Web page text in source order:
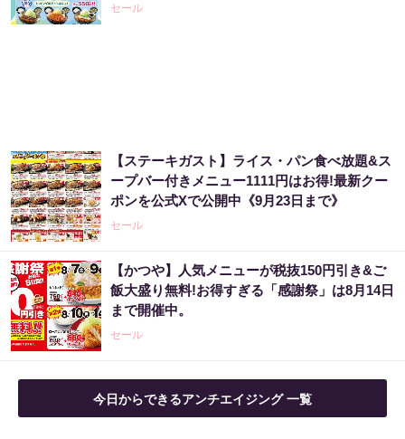
セール
【ステーキガスト】ライス・パン食べ放題&ス
ープバー付きメニュー1111円はお得!最新クー
ポンを公式Xで公開中《9月23日まで》
セール
【かつや】人気メニューが税抜150円引き&ご
飯大盛り無料!お得すぎる「感謝祭」は8月14日
まで開催中。
セール
今日からできるアンチエイジング 一覧